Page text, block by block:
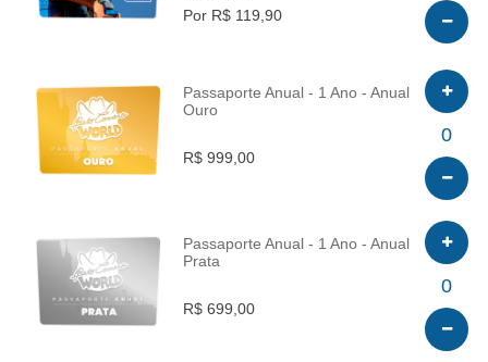
Por R$ 119,90
INFO
Passaporte Anual - 1 Ano - Anual
Ouro
R$ 999,00
0
INFO
Passaporte Anual - 1 Ano - Anual
Prata
R$ 699,00
0